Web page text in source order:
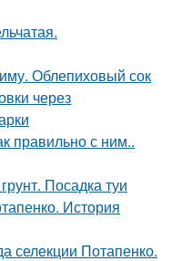
Облепиховый сок
через
правильно с ним..
Посадка туи
История
селекции Потапенко.